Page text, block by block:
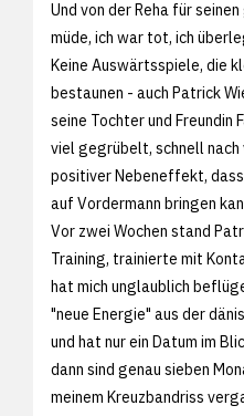
Und von der Reha für
müde, ich war tot, ich
Keine Auswärtsspiele, die
bestaunen - auch Patrick
seine Tochter und Freundin
viel gegrübelt, schnell nach
positiver Nebeneffekt,
auf Vordermann bringen
Vor zwei Wochen stand
Training, trainierte mit
hat mich unglaublich
"neue Energie" aus der
und hat nur ein Datum im
dann sind genau sieben
meinem Kreuzbandriss